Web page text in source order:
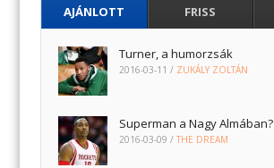
AJÁNLOTT FRISS
Turner, a humorzsák
2016-03-11 / ZUKÁLY ZOLTÁN
Superman a Nagy Almában?
2016-03-09 /THE DREAM